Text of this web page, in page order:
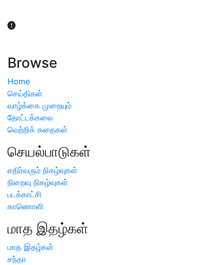
Browse
Home
செய்திகள்
வாழ்க்கை முறையும்
தோட்டக்கலை
வெற்றிக் கதைகள்
செயல்பாடுகள்
எதிர்வரும் நிகழ்வுகள்
நிறைவு நிகழ்வுகள்
படக்காட்சி
காணொளி
மாத இதழ்கள்
மாத இதழ்கள்
சந்தா